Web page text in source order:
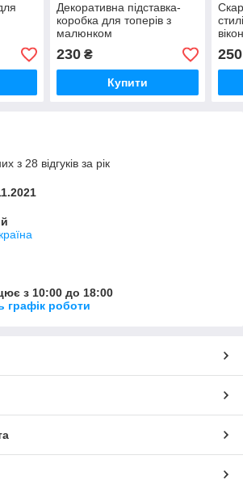
Декоративна підставка-
коробка для топерів з
малюнком
230₴
Купити
250
з 28 відгуків за рік
з 10:00 до 18:00
графік роботи